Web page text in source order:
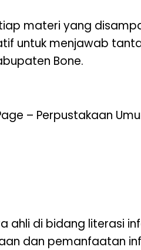
materi yang
untuk menjawab
Bone.
– Perpustakaan
ahli di bidang literasi
dan pemanfaatan